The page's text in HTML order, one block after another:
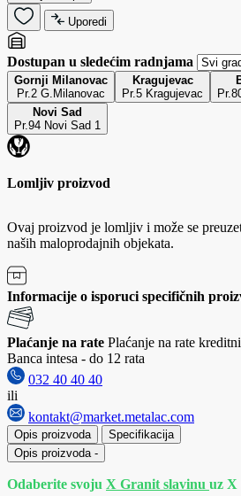
Uporedi
Dostupan u sledećim radnjama
Gornji Milanovac
Pr.2 G.Milanovac
Kragujevac
Pr.5 Kragujevac
Novi Sad
Pr.94 Novi Sad 1
Lomljiv proizvod
Ovaj proizvod je lomljiv i može se
naših maloprodajnih objekata.
Informacije o isporuci specifičnih
Plaćanje na rate Plaćanje na rate
Banca intesa - do 12 rata
032 40 40 40
ili
kontakt@market.metalac.com
Opis proizvoda
Specifikacija
Opis proizvoda -
Odaberite svoju X Granit slavinu uz X